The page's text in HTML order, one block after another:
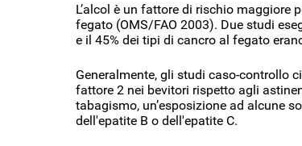
L’alcol è un fattore di rischio maggiore
fegato (OMS/FAO 2003). Due studi
e il 45% dei tipi di cancro al fegato
Generalmente, gli studi caso-controllo
fattore 2 nei bevitori rispetto agli
tabagismo, un’esposizione ad alcune
dell'epatite B o dell'epatite C.